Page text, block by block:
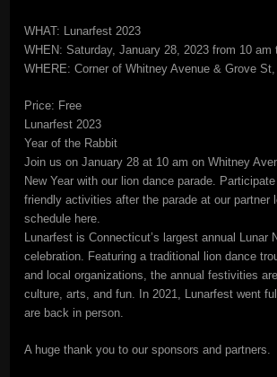
WHAT: Lunarfest 2023
WHEN: Saturday, January 28, 2023 from 10 am
WHERE: Corner of Whitney Avenue & Grove
Price: Free
Lunarfest 2023
Year of the Rabbit
Join us on January 28 at 10 am on Whitney
New Year with our lion dance parade.
friendly activities after the parade at our partner
schedule here.
Lunarfest is Connecticut’s largest annual Lunar
celebration. Featuring a traditional lion dance
and local organizations, the annual festivities
culture, arts, and fun. In 2021, Lunarfest went
are back in person.
A huge thank you to our sponsors and partners.